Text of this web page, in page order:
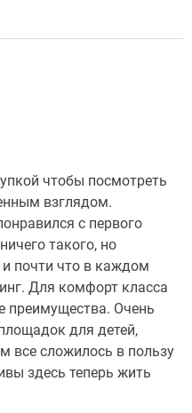
чтобы посмотреть
взглядом.
с первого
такого, но
почти что в каждом
Для комфорт класса
преимущества. Очень
для детей,
все сложилось в пользу
здесь теперь жить